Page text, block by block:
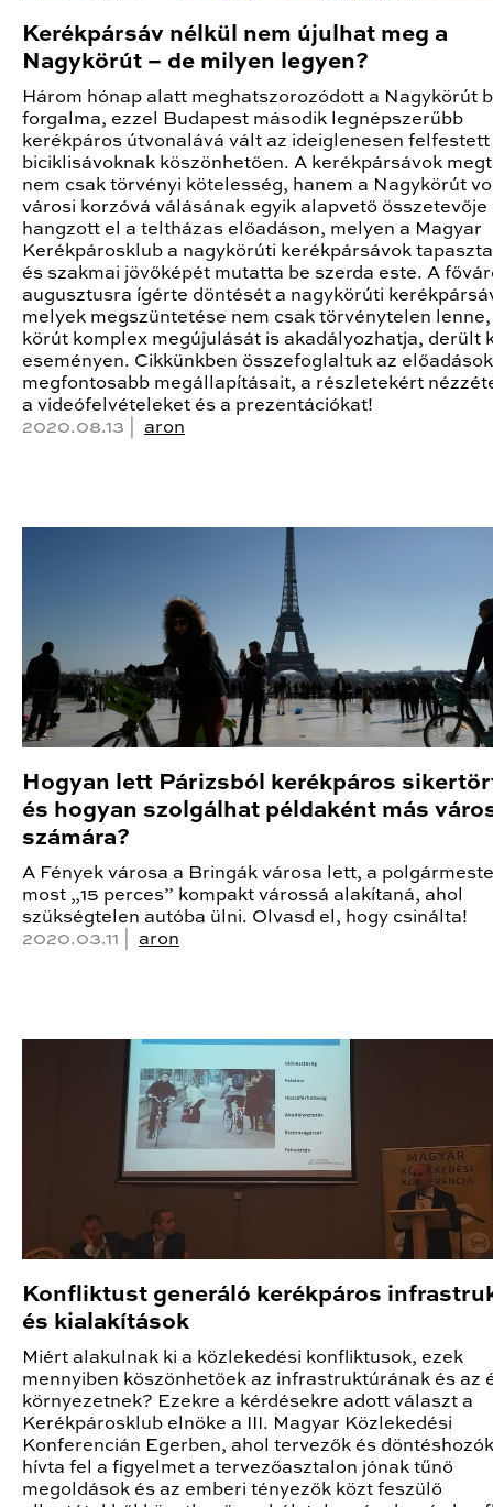
Kerékpársáv nélkül nem újulhat meg a
Nagykörút – de milyen legyen?
Három hónap alatt meghatszorozódott a Nagykörút
forgalma, ezzel Budapest második legnépszerűbb
kerékpáros útvonalává vált az ideiglenesen felfestett
biciklisávoknak köszönhetően. A kerékpársávok
nem csak törvényi kötelesség, hanem a Nagykörút
városi korzóvá válásának egyik alapvető összetevője
hangzott el a teltházas előadáson, melyen a Magyar
Kerékpárosklub a nagykörúti kerékpársávok
és szakmai jövőképét mutatta be szerda este. A
augusztusra ígérte döntését a nagykörúti
melyek megszüntetése nem csak törvénytelen lenne,
körút komplex megújulását is akadályozhatja, derült
eseményen. Cikkünkben összefoglaltuk az előadások
megfontosabb megállapításait, a részletekért
a videófelvételeket és a prezentációkat!
2020.08.13 | aron
Hogyan lett Párizsból kerékpáros
és hogyan szolgálhat példaként más
számára?
A Fények városa a Bringák városa lett, a
most „15 perces” kompakt várossá alakítaná, ahol
szükségtelen autóba ülni. Olvasd el, hogy csinálta!
2020.03.11 | aron
Konfliktust generáló kerékpáros
és kialakítások
Miért alakulnak ki a közlekedési konfliktusok, ezek
mennyiben köszönhetőek az infrastruktúrának és az
környezetnek? Ezekre a kérdésekre adott választ a
Kerékpárosklub elnöke a III. Magyar Közlekedési
Konferencián Egerben, ahol tervezők és
hívta fel a figyelmet a tervezőasztalon jónak tűnő
megoldások és az emberi tényezők közt feszülő